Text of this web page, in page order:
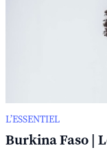
L’ESSENTIEL
Burkina Faso |